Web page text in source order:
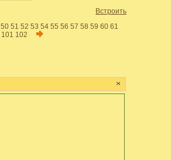
Встроить
50 51 52 53 54 55 56 57 58 59 60 61
101 102